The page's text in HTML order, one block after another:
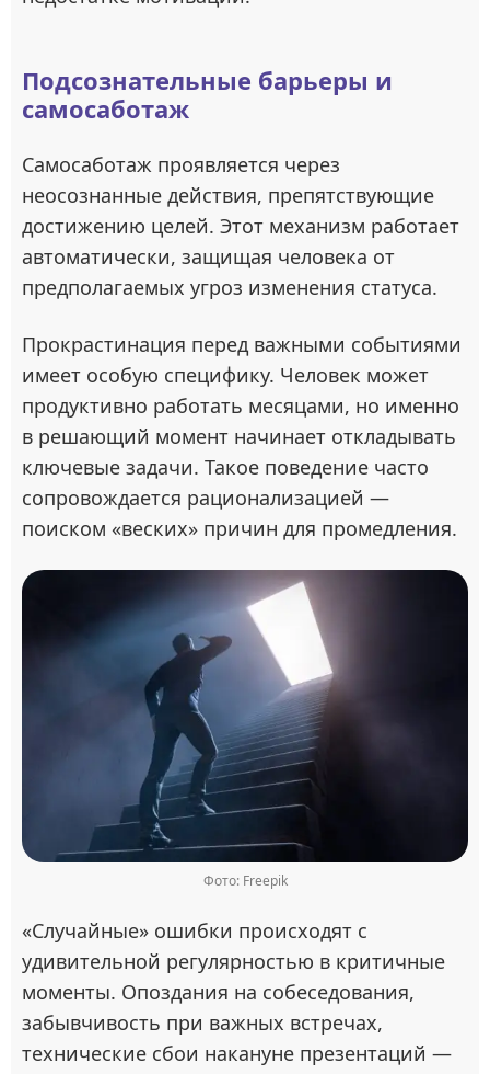
Подсознательные барьеры и
самосаботаж
Самосаботаж проявляется через
неосознанные действия, препятствующие
достижению целей. Этот механизм работает
автоматически, защищая человека от
предполагаемых угроз изменения статуса.
Прокрастинация перед важными событиями
имеет особую специфику. Человек может
продуктивно работать месяцами, но именно
в решающий момент начинает откладывать
ключевые задачи. Такое поведение часто
сопровождается рационализацией —
поиском «веских» причин для промедления.
Фото: Freepik
«Случайные» ошибки происходят с
удивительной регулярностью в критичные
моменты. Опоздания на собеседования,
забывчивость при важных встречах,
технические сбои накануне презентаций —